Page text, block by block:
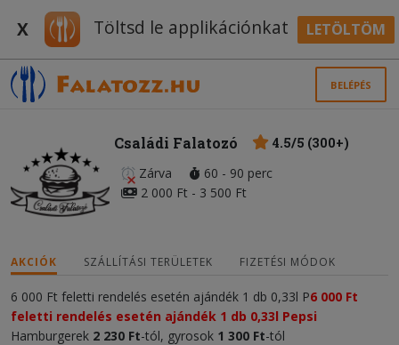
X Töltsd le applikációnkat LETÖLTÖM
BELÉPÉS
Családi Falatozó
4.5/5 (300+)
Zárva
60 - 90 perc
2 000 Ft - 3 500 Ft
AKCIÓK SZÁLLÍTÁSI TERÜLETEK FIZETÉSI MÓDOK
6 000 Ft feletti rendelés esetén ajándék 1 db 0,33l P6 000 Ft
feletti rendelés esetén ajándék 1 db 0,33l Pepsi
Hamburgerek 2 230 Ft-tól, gyrosok 1 300 Ft-tól